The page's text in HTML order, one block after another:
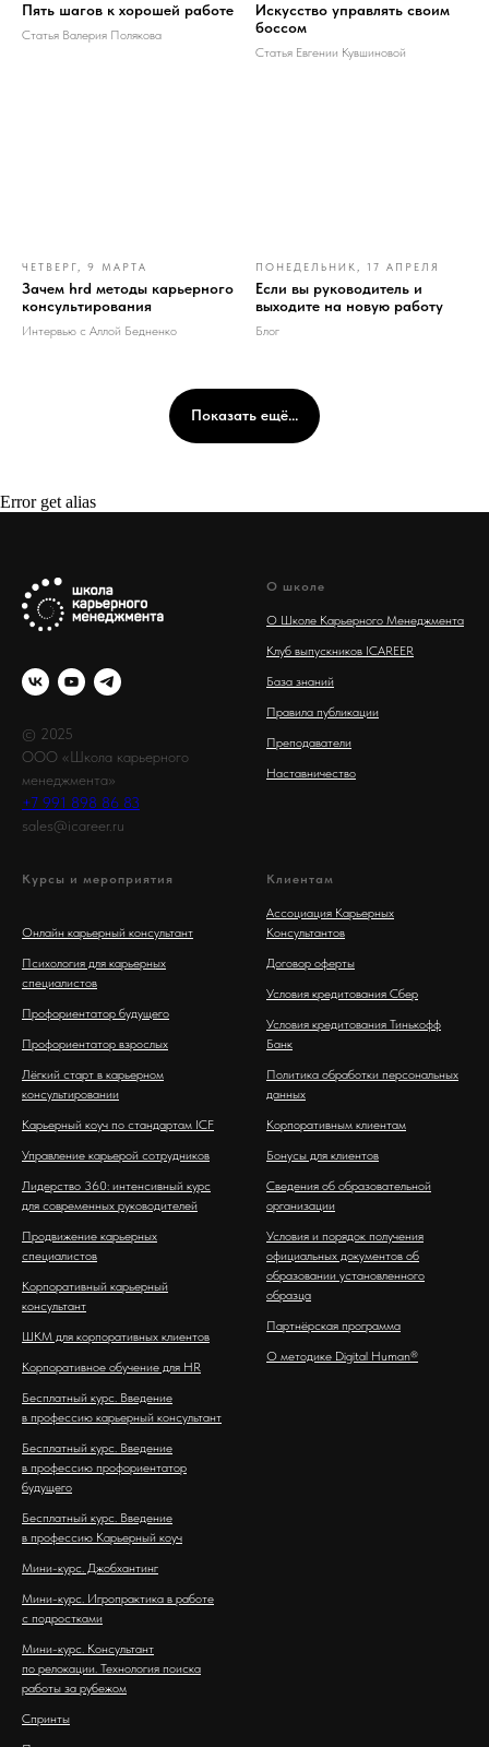
Пять шагов к хорошей работе
Статья Валерия Полякова
Искусство управлять своим
боссом
Статья Евгении Кувшиновой
ЧЕТВЕРГ, 9 МАРТА
Зачем hrd методы карьерного
консультирования
Интервью с Аллой Бедненко
ПОНЕДЕЛЬНИК, 17 АПРЕЛЯ
Если вы руководитель и
выходите на новую работу
Блог
Показать ещё...
Error get alias
© 2025
ООО «Школа карьерного
менеджмента»
+7 991 898 86 83
sales@icareer.ru
О школе
О Школе Карьерного Менеджмента
Клуб выпускников ICAREER
База знаний
Правила публикации
Преподаватели
Наставничество
Курсы и мероприятия
Онлайн карьерный консультант
Психология для карьерных
специалистов
Профориентатор будущего
Профориентатор взрослых
Лёгкий старт в карьерном
консультировании
Карьерный коуч по стандартам ICF
Управление карьерой сотрудников
Лидерство 360: интенсивный курс
для современных руководителей
Продвижение карьерных
специалистов
Корпоративный карьерный
консультант
ШКМ для корпоративных клиентов
Корпоративное обучение для HR
Бесплатный курс. Введение
в профессию карьерный консультант
Бесплатный курс. Введение
в профессию профориентатор
будущего
Бесплатный курс. Введение
в профессию Карьерный коуч
Мини-курс. Джобхантинг
Мини-курс. Игропрактика в работе
с подростками
Мини-курс. Консультант
по релокации. Технология поиска
работы за рубежом
Спринты
Клиентам
Ассоциация Карьерных
Консультантов
Договор оферты
Условия кредитования Сбер
Условия кредитования Тинькофф
Банк
Политика обработки персональных
данных
Корпоративным клиентам
Бонусы для клиентов
Сведения об образовательной
организации
Условия и порядок получения
официальных документов об
образовании установленного
образца
Партнёрская программа
О методике Digital Human®